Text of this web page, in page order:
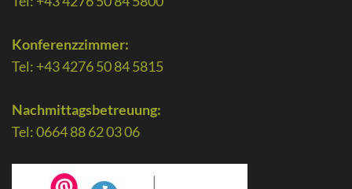
Konferenzzimmer:
Tel: +43 4276 50 84 5815
Nachmittagsbetreuung:
Tel: 0664 88 62 03 06